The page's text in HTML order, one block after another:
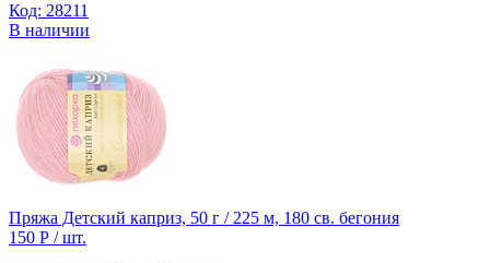
Код: 28211
В наличии
Пряжа Детский каприз, 50 г / 225 м, 180 св. бегония
150 Р / шт.